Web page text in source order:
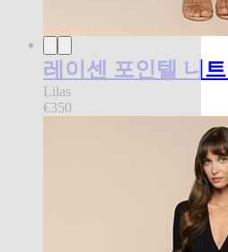
레이센 포인텔 니
Lilas
€350